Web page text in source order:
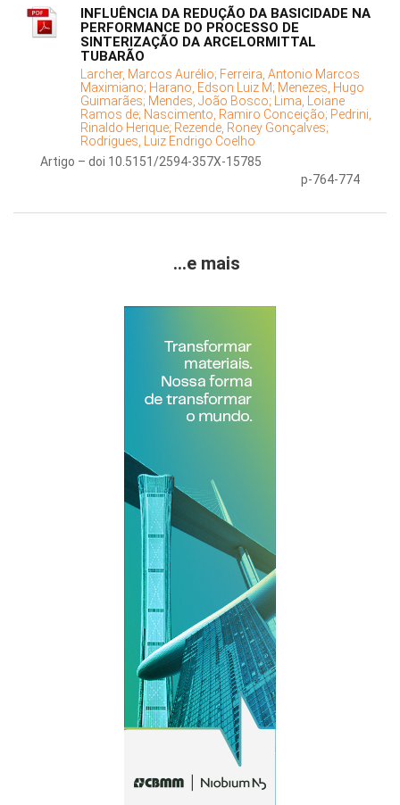
INFLUÊNCIA DA REDUÇÃO DA BASICIDADE NA
PERFORMANCE DO PROCESSO DE
SINTERIZAÇÃO DA ARCELORMITTAL
TUBARÃO
Larcher, Marcos Aurélio; Ferreira, Antonio Marcos
Maximiano; Harano, Edson Luiz M; Menezes, Hugo
Guimarães; Mendes, João Bosco; Lima, Loiane
Ramos de; Nascimento, Ramiro Conceição; Pedrini,
Rinaldo Herique; Rezende, Roney Gonçalves;
Rodrigues, Luiz Endrigo Coelho
Artigo – doi 10.5151/2594-357X-15785
p-764-774
...e mais